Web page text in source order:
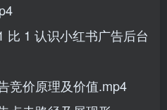
比 1 认识小红书广告后台
竞价原理及价值.mp4